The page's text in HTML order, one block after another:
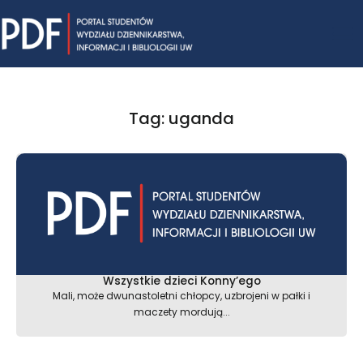
to
content
Tag: uganda
Wszystkie dzieci Konny’ego
Mali, może dwunastoletni chłopcy, uzbrojeni w pałki i
maczety mordują...